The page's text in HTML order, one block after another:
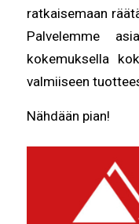
ratkaisemaan
Palvelemme
kokemuksella
valmiiseen
Nähdään pian!